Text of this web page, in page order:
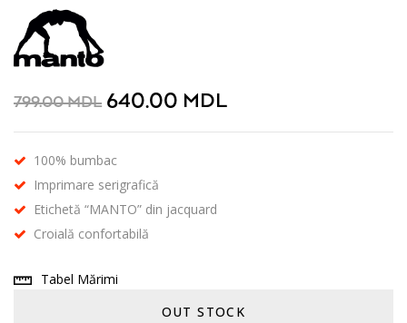
799.00MDL 640.00 MDL
100% bumbac
Imprimare serigrafică
Etichetă “MANTO” din jacquard
Croială confortabilă
Tabel Mărimi
OUT STOCK